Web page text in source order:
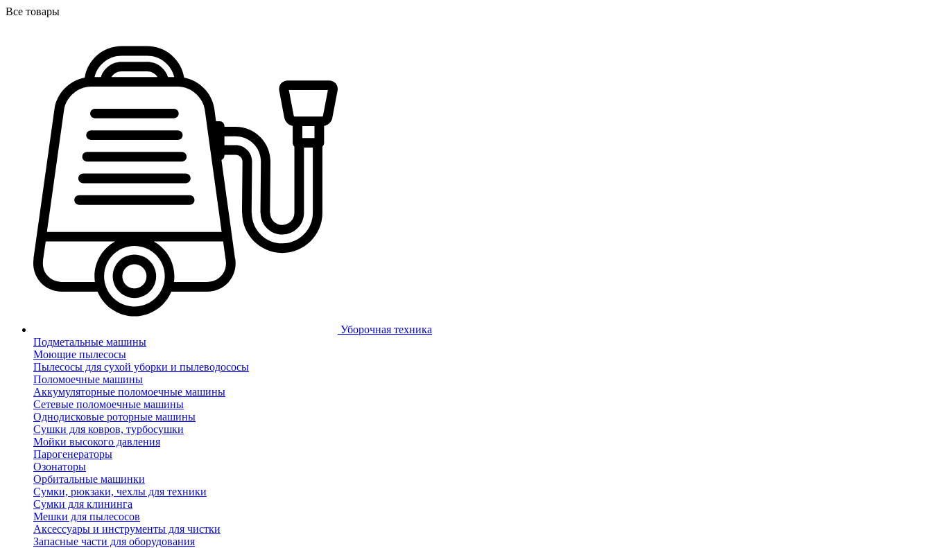
Все товары
Уборочная техника
Подметальные машины
Моющие пылесосы
Пылесосы для сухой уборки и пылеводососы
Поломоечные машины
Аккумуляторные поломоечные машины
Сетевые поломоечные машины
Однодисковые роторные машины
Сушки для ковров, турбосушки
Мойки высокого давления
Парогенераторы
Озонаторы
Орбитальные машинки
Сумки, рюкзаки, чехлы для техники
Сумки для клининга
Мешки для пылесосов
Аксессуары и инструменты для чистки
Запасные части для оборудования